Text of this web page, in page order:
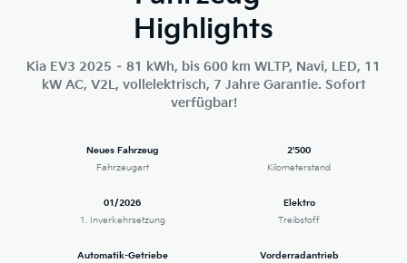
Highlights
Kia EV3 2025 – 81 kWh, bis 600 km WLTP, Navi, LED, 11
kW AC, V2L, vollelektrisch, 7 Jahre Garantie. Sofort
verfügbar!
Neues Fahrzeug
Fahrzeugart
2'500
Kilometerstand
01/2026
1. Inverkehrsetzung
Elektro
Treibstoff
Automatik-Getriebe
Vorderradantrieb